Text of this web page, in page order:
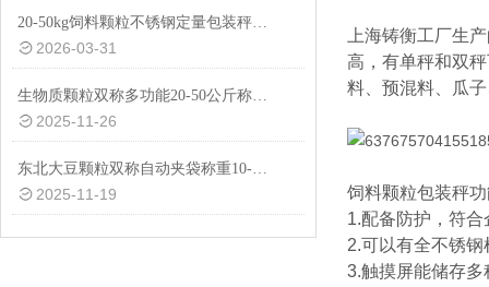
20-50kg饲料颗粒不锈钢定量包装秤厂家供应
2026-03-31
生物质颗粒双称多功能20-50公斤称重包装秤设备
2025-11-26
东北大豆颗粒双称自动夹袋称重10-50公斤包装秤厂家
2025-11-19
上海铸衡工厂生
高，有单秤和双
料、预混料、瓜
饲料颗粒包装秤
1.配备防护，符
2.可以有全不锈
3.触摸屏能储存